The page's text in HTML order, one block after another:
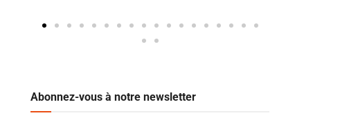
Abonnez-vous à notre newsletter